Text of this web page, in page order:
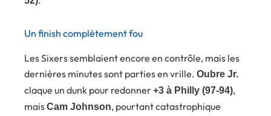
Un finish complètement fou
Les Sixers semblaient encore en contrôle, mais les
dernières minutes sont parties en vrille. Oubre Jr.
claque un dunk pour redonner+3 à Philly (97-94),
maisCam Johnson, pourtant catastrophique